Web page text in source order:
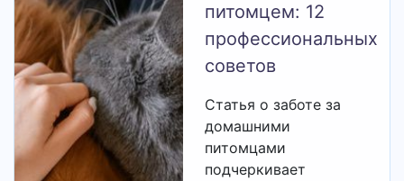
питомцем: 12
профессиональных
советов
Статья о заботе за
домашними
питомцами
подчеркивает